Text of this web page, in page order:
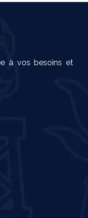
à vos besoins et